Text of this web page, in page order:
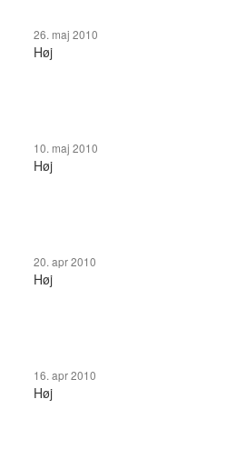
26. maj 2010
Høj
10. maj 2010
Høj
20. apr 2010
Høj
16. apr 2010
Høj